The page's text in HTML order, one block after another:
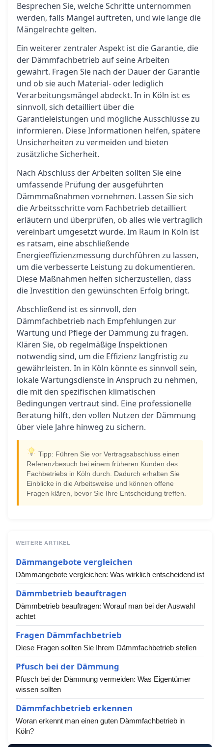
Besprechen Sie, welche Schritte unternommen
werden, falls Mängel auftreten, und wie lange die
Mängelrechte gelten.
Ein weiterer zentraler Aspekt ist die Garantie, die
der Dämmfachbetrieb auf seine Arbeiten
gewährt. Fragen Sie nach der Dauer der Garantie
und ob sie auch Material- oder lediglich
Verarbeitungsmängel abdeckt. In in Köln ist es
sinnvoll, sich detailliert über die
Garantieleistungen und mögliche Ausschlüsse zu
informieren. Diese Informationen helfen, spätere
Unsicherheiten zu vermeiden und bieten
zusätzliche Sicherheit.
Nach Abschluss der Arbeiten sollten Sie eine
umfassende Prüfung der ausgeführten
Dämmmaßnahmen vornehmen. Lassen Sie sich
die Arbeitsschritte vom Fachbetrieb detailliert
erläutern und überprüfen, ob alles wie vertraglich
vereinbart umgesetzt wurde. Im Raum in Köln ist
es ratsam, eine abschließende
Energieeffizienzmessung durchführen zu lassen,
um die verbesserte Leistung zu dokumentieren.
Diese Maßnahmen helfen sicherzustellen, dass
die Investition den gewünschten Erfolg bringt.
Abschließend ist es sinnvoll, den
Dämmfachbetrieb nach Empfehlungen zur
Wartung und Pflege der Dämmung zu fragen.
Klären Sie, ob regelmäßige Inspektionen
notwendig sind, um die Effizienz langfristig zu
gewährleisten. In in Köln könnte es sinnvoll sein,
lokale Wartungsdienste in Anspruch zu nehmen,
die mit den spezifischen klimatischen
Bedingungen vertraut sind. Eine professionelle
Beratung hilft, den vollen Nutzen der Dämmung
über viele Jahre hinweg zu sichern.
Tipp: Führen Sie vor Vertragsabschluss einen
Referenzbesuch bei einem früheren Kunden des
Fachbetriebs in Köln durch. Dadurch erhalten Sie
Einblicke in die Arbeitsweise und können offene
Fragen klären, bevor Sie Ihre Entscheidung treffen.
WEITERE ARTIKEL
Dämmangebote vergleichen
Dämmangebote vergleichen: Was wirklich entscheidend ist
Dämmbetrieb beauftragen
Dämmbetrieb beauftragen: Worauf man bei der Auswahl
achtet
Fragen Dämmfachbetrieb
Diese Fragen sollten Sie Ihrem Dämmfachbetrieb stellen
Pfusch bei der Dämmung
Pfusch bei der Dämmung vermeiden: Was Eigentümer
wissen sollten
Dämmfachbetrieb erkennen
Woran erkennt man einen guten Dämmfachbetrieb in
Köln?